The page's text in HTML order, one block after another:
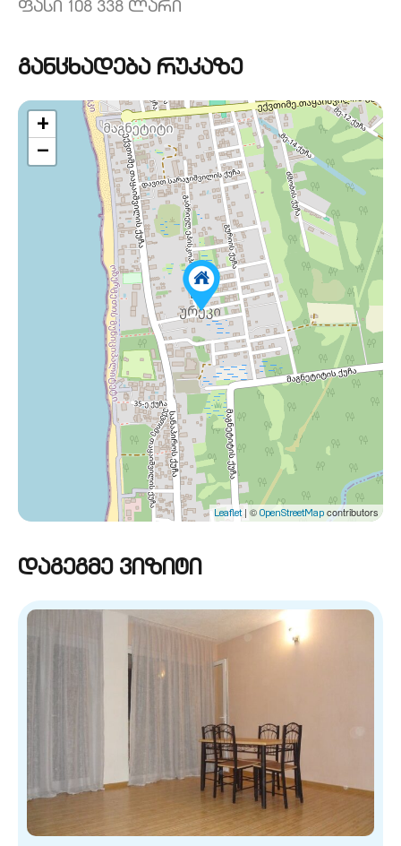
ფასი 108 338 ლარი
განცხადება რუკაზე
+
−
Leaflet| © OpenStreetMap contributors
დაგეგმე ვიზიტი